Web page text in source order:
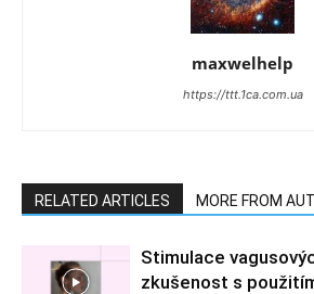
maxwelhelp
https://ttt.1ca.com.ua
RELATED ARTICLES MORE FROM
Stimulace
zkušenost s